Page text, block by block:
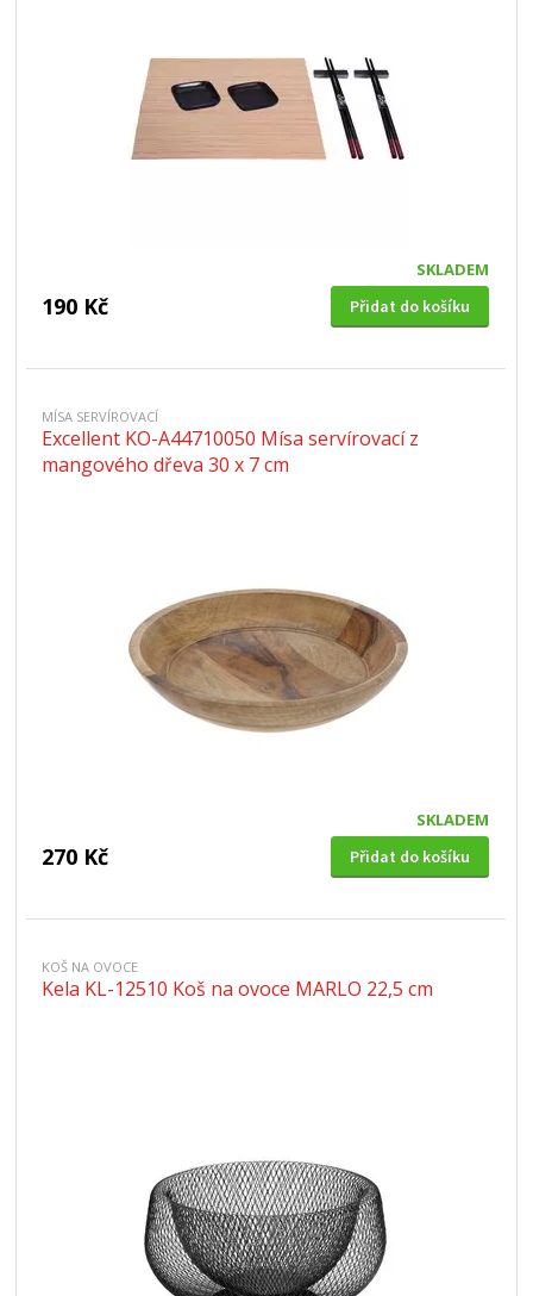
SKLADEM
190 Kč Přidat do košíku
MÍSA SERVÍROVACÍ
Excellent KO-A44710050 Mísa servírovací z
mangového dřeva 30 x 7 cm
SKLADEM
270 Kč Přidat do košíku
KOŠ NA OVOCE
Kela KL-12510 Koš na ovoce MARLO 22,5 cm